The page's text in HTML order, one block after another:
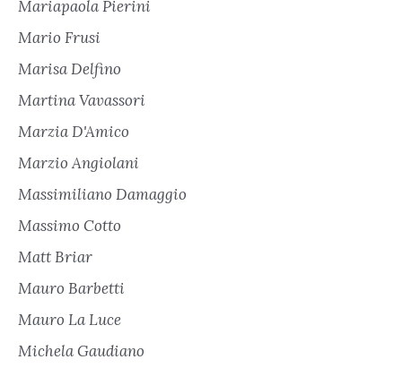
Mariapaola Pierini
Mario Frusi
Marisa Delfino
Martina Vavassori
Marzia D'Amico
Marzio Angiolani
Massimiliano Damaggio
Massimo Cotto
Matt Briar
Mauro Barbetti
Mauro La Luce
Michela Gaudiano